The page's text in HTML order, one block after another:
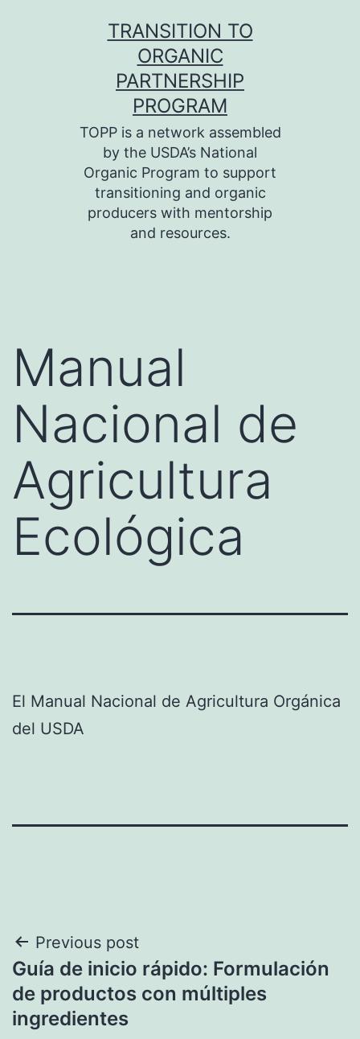
TRANSITION TO
ORGANIC
PARTNERSHIP
PROGRAM
TOPP is a network assembled
by the USDA’s National
Organic Program to support
transitioning and organic
producers with mentorship
and resources.
Manual
Nacional de
Agricultura
Ecológica
El Manual Nacional de Agricultura Orgánica
del USDA
Navegación
de
entradas
Previous post
Guía de inicio rápido: Formulación
de productos con múltiples
ingredientes